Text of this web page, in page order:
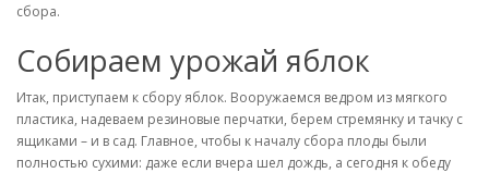
сбора.
Собираем урожай яблок
Итак, приступаем к сбору яблок. Вооружаемся ведром из мягкого
пластика, надеваем резиновые перчатки, берем стремянку и тачку с
ящиками – и в сад. Главное, чтобы к началу сбора плоды были
полностью сухими: даже если вчера шел дождь, а сегодня к обеду